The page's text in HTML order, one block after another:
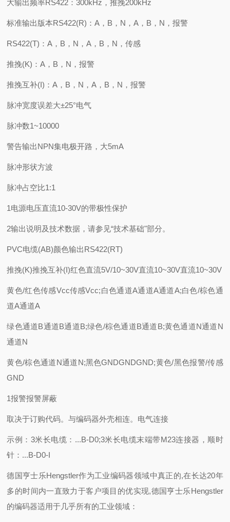
大输出频率RS422：300kHz，推挽200kHz
标准输出版本RS422(R)：A，B，N，A，B，N，报警
RS422(T)：A，B，N，A，B，N，传感
推挽(K)：A，B，N，报警
推挽互补(I)：A，B，N，A，B，N，报警
脉冲宽度误差大±25°电气
脉冲数1~10000
警告输出NPN集电极开路，大5mA
脉冲形状方波
脉冲占空比1:1
1电源电压直流10-30V的带极性保护
2输出说明及技术数据，请参见“技术基础"部分。
PVC电缆(AB)颜色输出RS422(RT)
推挽(K)推挽互补(I)红色直流5V/10~30V直流10~30V直流10~30V
黄色/红色传感Vcc传感Vcc;白色通道A通道A通道A;白色/棕色通
道A通道A
绿色通道B通道B通道B;绿色/棕色通道B通道B;黄色通道N通道N
通道N
黄色/棕色通道N通道N;黑色GNDGNDGND;黄色/黑色报警/传感
GND
1报警报警屏蔽
取决于订购代码。与编码器外壳相连。电气连接
示例：3米长电缆：...B-D0;3米长电缆末端带M23连接器，顺时
针：...B-D0-I
德国亨士乐Hengstler作为工业编码器领域中真正的,在长达20年
多的时间内一直致力于客户项目的优实现,德国亨士乐Hengstler
的编码器适用于几乎所有的工业领域：